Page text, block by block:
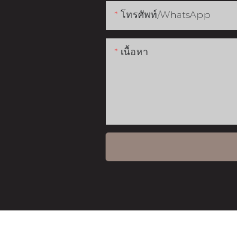
โทรศัพท์/WhatsApp
เนื้อหา